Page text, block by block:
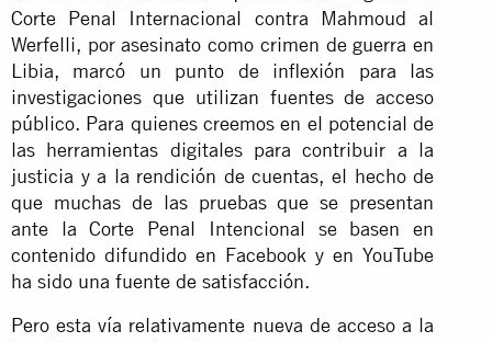
Corte Penal Internacional contra Mahmoud al
Werfelli, por asesinato como crimen de guerra en
Libia, marcó un punto de inflexión para las
investigaciones que utilizan fuentes de acceso
público. Para quienes creemos en el potencial de
las herramientas digitales para contribuir a la
justicia y a la rendición de cuentas, el hecho de
que muchas de las pruebas que se presentan
ante la Corte Penal Intencional se basen en
contenido difundido en Facebook y en YouTube
ha sido una fuente de satisfacción.
Pero esta vía relativamente nueva de acceso a la